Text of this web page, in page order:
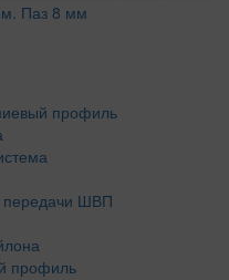
Паз 8 мм
профиль
ШВП
профиль